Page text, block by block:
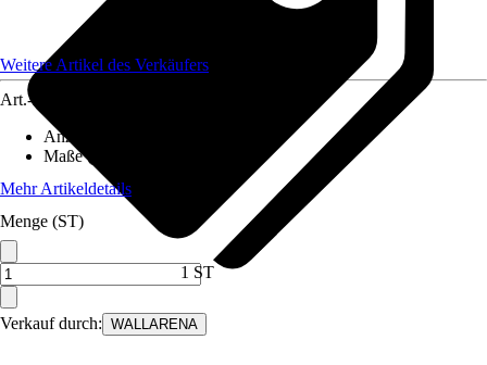
Verkauf durch: WALLARENA
Weitere Artikel des Verkäufers
Art.-Nr.
Anzahl der Teile
Maße (BxH)
Mehr Artikeldetails
Menge (ST)
1 ST